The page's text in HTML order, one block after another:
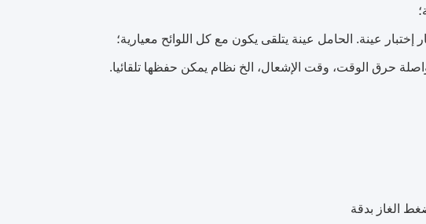
حرق الوقت، وقت الإشعال، الخ نظام يمكن حفظها تلقائيا.